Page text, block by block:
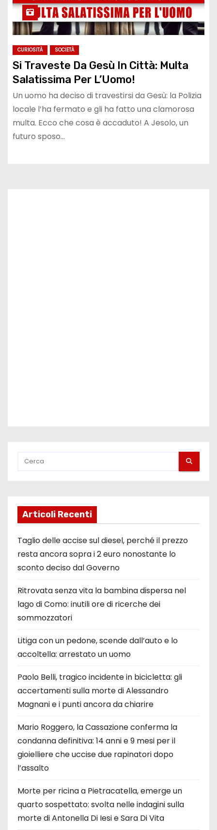
CURIOSITÀ SOCIETÀ
Si Traveste Da Gesù In Città: Multa
Salatissima Per L’Uomo!
Un uomo ha deciso di travestirsi da Gesù: la Polizia
locale l’ha fermato e gli ha fatto una clamorosa
multa. Ecco che cosa è accaduto! A Jesolo, un
futuro sposo…
Articoli Recenti
Taglio delle accise sul diesel, perché il prezzo
resta ancora sopra i 2 euro nonostante lo
sconto deciso dal Governo
Ritrovata senza vita la bambina dispersa nel
lago di Como: inutili ore di ricerche dei
sommozzatori
Litiga con un pedone, scende dall’auto e lo
accoltella: arrestato un uomo
Paolo Belli, tragico incidente in bicicletta: gli
accertamenti sulla morte di Alessandro
Magnani e i punti ancora da chiarire
Mario Roggero, la Cassazione conferma la
condanna definitiva: 14 anni e 9 mesi per il
gioielliere che uccise due rapinatori dopo
l’assalto
Morte per ricina a Pietracatella, emerge un
quarto sospettato: svolta nelle indagini sulla
morte di Antonella Di Iesi e Sara Di Vita